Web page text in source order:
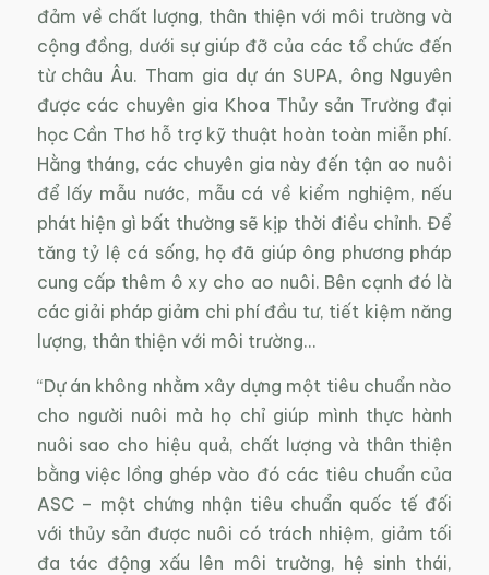
đảm về chất lượng, thân thiện với môi trường và
cộng đồng, dưới sự giúp đỡ của các tổ chức đến
từ châu Âu. Tham gia dự án SUPA, ông Nguyên
được các chuyên gia Khoa Thủy sản Trường đại
học Cần Thơ hỗ trợ kỹ thuật hoàn toàn miễn phí.
Hằng tháng, các chuyên gia này đến tận ao nuôi
để lấy mẫu nước, mẫu cá về kiểm nghiệm, nếu
phát hiện gì bất thường sẽ kịp thời điều chỉnh. Để
tăng tỷ lệ cá sống, họ đã giúp ông phương pháp
cung cấp thêm ô xy cho ao nuôi. Bên cạnh đó là
các giải pháp giảm chi phí đầu tư, tiết kiệm năng
lượng, thân thiện với môi trường…
“Dự án không nhằm xây dựng một tiêu chuẩn nào
cho người nuôi mà họ chỉ giúp mình thực hành
nuôi sao cho hiệu quả, chất lượng và thân thiện
bằng việc lồng ghép vào đó các tiêu chuẩn của
ASC – một chứng nhận tiêu chuẩn quốc tế đối
với thủy sản được nuôi có trách nhiệm, giảm tối
đa tác động xấu lên môi trường, hệ sinh thái,